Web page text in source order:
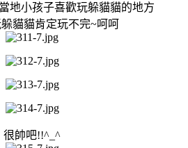
地小孩子喜歡玩躲貓貓的地方
貓貓肯定玩不完~呵呵
很帥吧!!^_^